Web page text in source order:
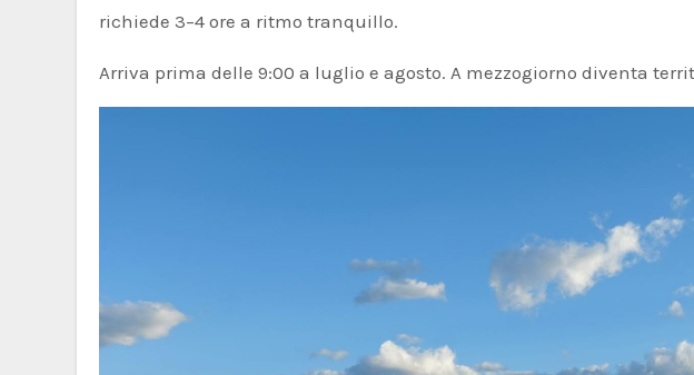
richiede 3–4 ore a ritmo tranquillo.
Arriva prima delle 9:00 a luglio e agosto. A mezzogiorno diventa